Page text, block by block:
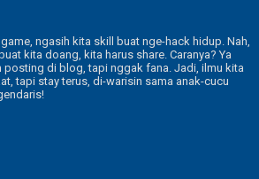
ngasih kita skill buat nge-hack hidup. Nah,
kita doang, kita harus share. Caranya? Ya
posting di blog, tapi nggak fana. Jadi, ilmu kita
tapi stay terus, di-warisin sama anak-cucu